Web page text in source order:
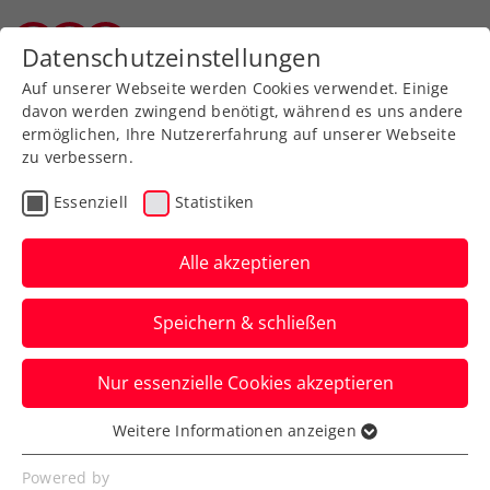
Zurück zur Newsübersicht
Turniere
Schwärzler feiert Debüt
im Hauptbewerb der
Erste Bank Open
Der ÖTV-Youngster erhält nach Dominic
Thiem und Kei Nishikori auch eine
Wildcard fürs ATP-Turnier in Wien.
Verfasst von: Presseaussendung / Redaktion, 18.10.2024
Datenschutzeinstellungen
Auf unserer Webseite werden Cookies verwendet. Einige
davon werden zwingend benötigt, während es uns andere
ermöglichen, Ihre Nutzererfahrung auf unserer Webseite
zu verbessern.
Essenziell Statistiken
Alle akzeptieren
Speichern & schließen
Nur essenzielle Cookies akzeptieren
Essenziell
Essenzielle Cookies werden für grundlegende
Weitere Informationen anzeigen
Powered by